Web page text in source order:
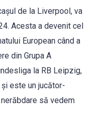
de la Liverpool, va
Acesta a devenit cel
European când a
din Grupa A
la RB Leipzig,
este un jucător-
să vedem